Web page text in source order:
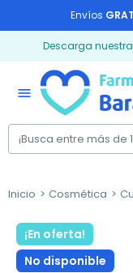
Envíos
Descarga
menu
Inicio Cosmética
¡En oferta!
No disponible